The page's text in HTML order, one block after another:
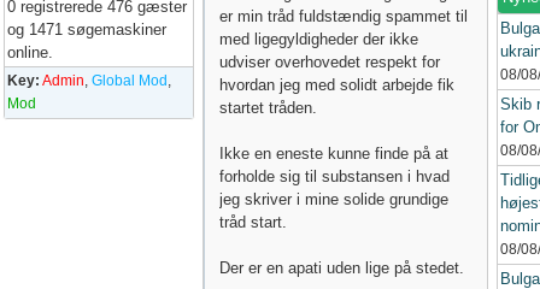
0 registrerede 476 gæster
og 1471 søgemaskiner
online.
Key: Admin, Global Mod ,
Mod
er min tråd fuldstændig spammet til
med ligegyldigheder der ikke
udviser overhovedet respekt for
hvordan jeg med solidt arbejde fik
startet tråden.
Ikke en eneste kunne finde på at
forholde sig til substansen i hvad
jeg skriver i mine solide grundige
tråd start.
Der er en apati uden lige på stedet.
08/
Skib
for
08/
08/